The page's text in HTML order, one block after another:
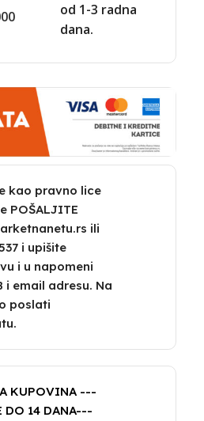
od 1-3 radna
dana.
kao pravno lice
POŠALJITE
ili
i upišite
i u napomeni
email adresu. Na
poslati
KUPOVINA ---
DO 14 DANA---